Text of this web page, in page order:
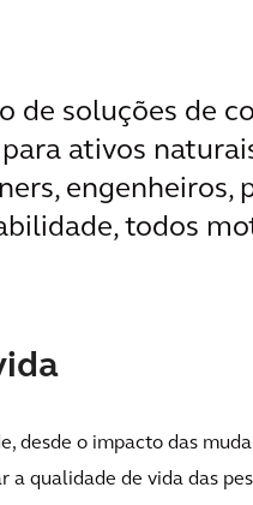
soluções de
ativos
engenheiros,
todos
desde o impacto das
qualidade de vida das